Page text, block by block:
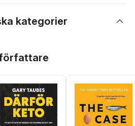
kategorier